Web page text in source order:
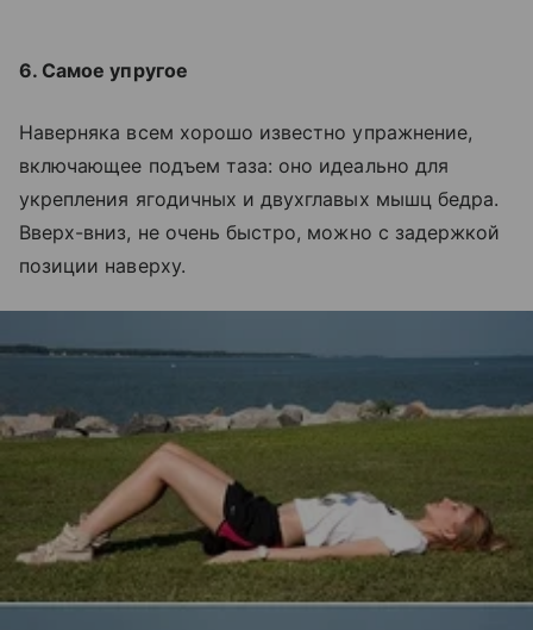
6. Самое упругое
Наверняка всем хорошо известно упражнение,
включающее подъем таза: оно идеально для
укрепления ягодичных и двухглавых мышц бедра.
Вверх-вниз, не очень быстро, можно с задержкой
позиции наверху.